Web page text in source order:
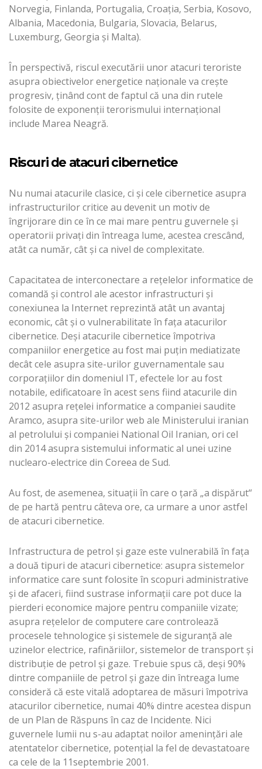
Norvegia, Finlanda, Portugalia, Croaţia, Serbia, Kosovo,
Albania, Macedonia, Bulgaria, Slovacia, Belarus,
Luxemburg, Georgia şi Malta).
În perspectivă, riscul executării unor atacuri teroriste
asupra obiectivelor energetice naţionale va creşte
progresiv, ţinând cont de faptul că una din rutele
folosite de exponenţii terorismului internaţional
include Marea Neagră.
Riscuri de atacuri cibernetice
Nu numai atacurile clasice, ci şi cele cibernetice asupra
infrastructurilor critice au devenit un motiv de
îngrijorare din ce în ce mai mare pentru guvernele şi
operatorii privaţi din întreaga lume, acestea crescând,
atât ca număr, cât şi ca nivel de complexitate.
Capacitatea de interconectare a reţelelor informatice de
comandă şi control ale acestor infrastructuri şi
conexiunea la Internet reprezintă atât un avantaj
economic, cât şi o vulnerabilitate în faţa atacurilor
cibernetice. Deşi atacurile cibernetice împotriva
companiilor energetice au fost mai puţin mediatizate
decât cele asupra site-urilor guvernamentale sau
corporaţiilor din domeniul IT, efectele lor au fost
notabile, edificatoare în acest sens fiind atacurile din
2012 asupra reţelei informatice a companiei saudite
Aramco, asupra site-urilor web ale Ministerului iranian
al petrolului şi companiei National Oil Iranian, ori cel
din 2014 asupra sistemului informatic al unei uzine
nuclearo-electrice din Coreea de Sud.
Au fost, de asemenea, situaţii în care o ţară „a dispărut“
de pe hartă pentru câteva ore, ca urmare a unor astfel
de atacuri cibernetice.
Infrastructura de petrol şi gaze este vulnerabilă în faţa
a două tipuri de atacuri cibernetice: asupra sistemelor
informatice care sunt folosite în scopuri administrative
şi de afaceri, fiind sustrase informaţii care pot duce la
pierderi economice majore pentru companiile vizate;
asupra reţelelor de computere care controlează
procesele tehnologice şi sistemele de siguranţă ale
uzinelor electrice, rafinăriilor, sistemelor de transport şi
distribuţie de petrol şi gaze. Trebuie spus că, deşi 90%
dintre companiile de petrol şi gaze din întreaga lume
consideră că este vitală adoptarea de măsuri împotriva
atacurilor cibernetice, numai 40% dintre acestea dispun
de un Plan de Răspuns în caz de Incidente. Nici
guvernele lumii nu s-au adaptat noilor ameninţări ale
atentatelor cibernetice, potenţial la fel de devastatoare
ca cele de la 11septembrie 2001.